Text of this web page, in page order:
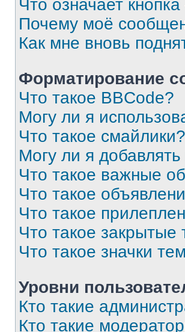
Что означает
Почему моё
Как мне вновь
Форматирование
Что такое BBCode?
Могу ли я
Что такое смайлики?
Могу ли я
Что такое важные
Что такое
Что такое
Что такое закрытые
Что такое значки
Уровни
Кто такие
Кто такие